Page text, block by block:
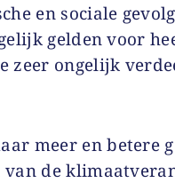
en sociale
gelden voor
zeer ongelijk
meer en betere
van de